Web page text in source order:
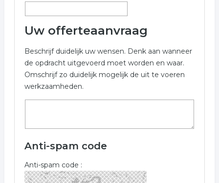
reintegratie
Uw offerteaanvraag
Beschrijf duidelijk uw wensen. Denk aan wanneer
de opdracht uitgevoerd moet worden en waar.
Omschrijf zo duidelijk mogelijk de uit te voeren
werkzaamheden.
Anti-spam code
Anti-spam code :